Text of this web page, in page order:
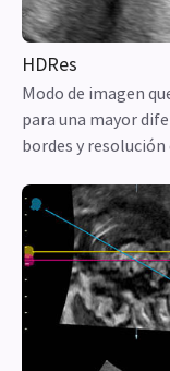
HDRes
Modo de imagen
para una mayor
bordes y